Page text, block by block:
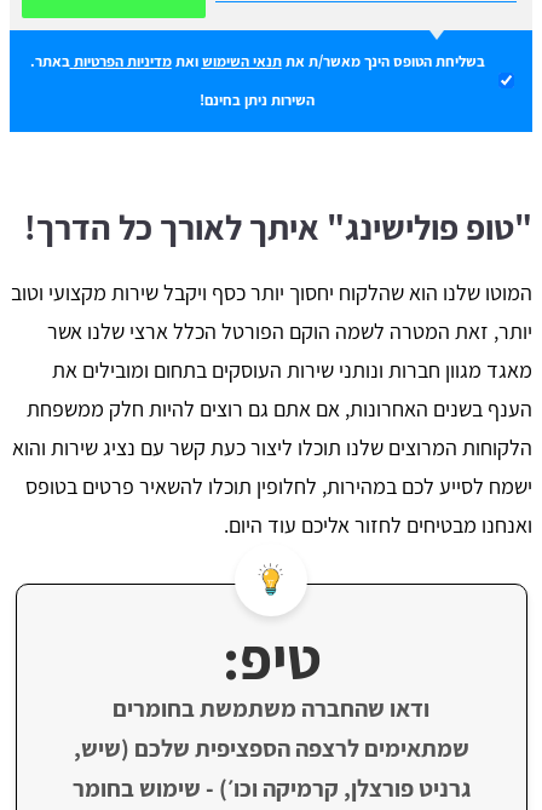
בשליחת הטופס הינך מאשר/ת אתתנאי השימושואתמדיניות הפרטיות באתר.
השירות ניתן בחינם!
"טופ פולישינג" איתך לאורך כל הדרך!
המוטו שלנו הוא שהלקוח יחסוך יותר כסף ויקבל שירות מקצועי וטוב
יותר, זאת המטרה לשמה הוקם הפורטל הכלל ארצי שלנו אשר
מאגד מגוון חברות ונותני שירות העוסקים בתחום ומובילים את
הענף בשנים האחרונות, אם אתם גם רוצים להיות חלק ממשפחת
הלקוחות המרוצים שלנו תוכלו ליצור כעת קשר עם נציג שירות והוא
ישמח לסייע לכם במהירות, לחלופין תוכלו להשאיר פרטים בטופס
ואנחנו מבטיחים לחזור אליכם עוד היום.
טיפ:
ודאו שהחברה משתמשת בחומרים
שמתאימים לרצפה הספציפית שלכם (שיש,
גרניט פורצלן, קרמיקה וכו׳) - שימוש בחומר